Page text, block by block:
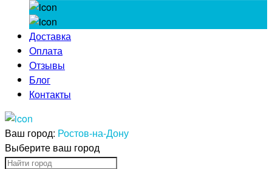
Доставка
Оплата
Отзывы
Блог
Контакты
Ваш город: Ростов-на-Дону
Выберите ваш город